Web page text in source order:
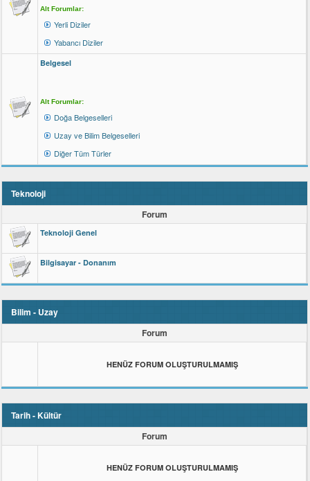
Alt Forumlar:
Yerli Diziler
Yabancı Diziler
Belgesel
Alt Forumlar:
Doğa Belgeselleri
Uzay ve Bilim Belgeselleri
Diğer Tüm Türler
Teknoloji
Forum
Teknoloji Genel
Bilgisayar - Donanım
Bilim - Uzay
Forum
HENÜZ FORUM OLUŞTURULMAMIŞ
Tarih - Kültür
Forum
HENÜZ FORUM OLUŞTURULMAMIŞ